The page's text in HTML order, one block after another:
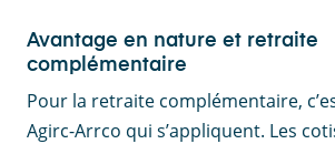
Avantage en nature et retraite
complémentaire
Pour la retraite complémentaire,
Agirc-Arrco qui s’appliquent. Les